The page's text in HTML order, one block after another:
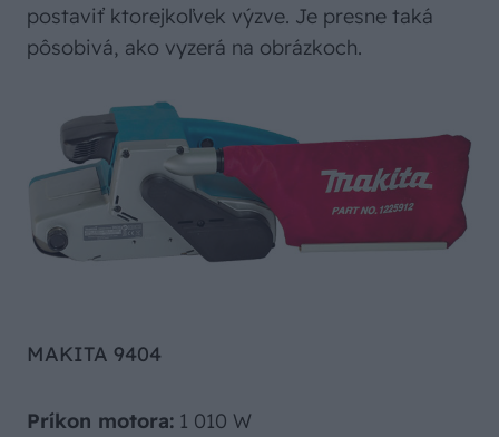
postaviť ktorejkoľvek výzve. Je presne taká
pôsobivá, ako vyzerá na obrázkoch.
MAKITA 9404
Príkon motora: 1 010 W